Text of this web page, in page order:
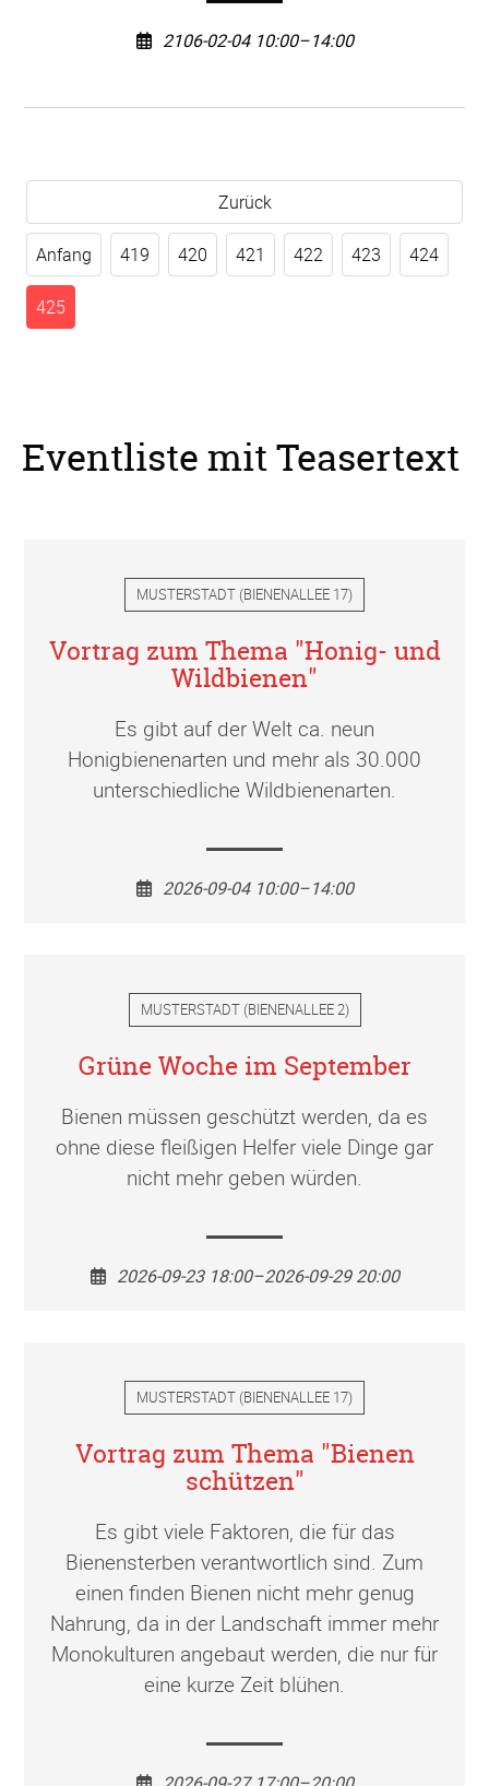
2106-02-04 10:00–14:00
Zurück
Anfang 419 420 421 422 423 424
425
Eventliste mit Teasertext
MUSTERSTADT (BIENENALLEE 17)
Vortrag zum Thema "Honig- und
Wildbienen"
Es gibt auf der Welt ca. neun
Honigbienenarten und mehr als 30.000
unterschiedliche Wildbienenarten.
2026-09-04 10:00–14:00
MUSTERSTADT(BIENENALLEE 2)
Grüne Woche im September
Bienen müssen geschützt werden, da es
ohne diese fleißigen Helfer viele Dinge gar
nicht mehr geben würden.
2026-09-23 18:00–2026-09-29 20:00
MUSTERSTADT (BIENENALLEE 17)
Vortrag zum Thema "Bienen
schützen"
Es gibt viele Faktoren, die für das
Bienensterben verantwortlich sind. Zum
einen finden Bienen nicht mehr genug
Nahrung, da in der Landschaft immer mehr
Monokulturen angebaut werden, die nur für
eine kurze Zeit blühen.